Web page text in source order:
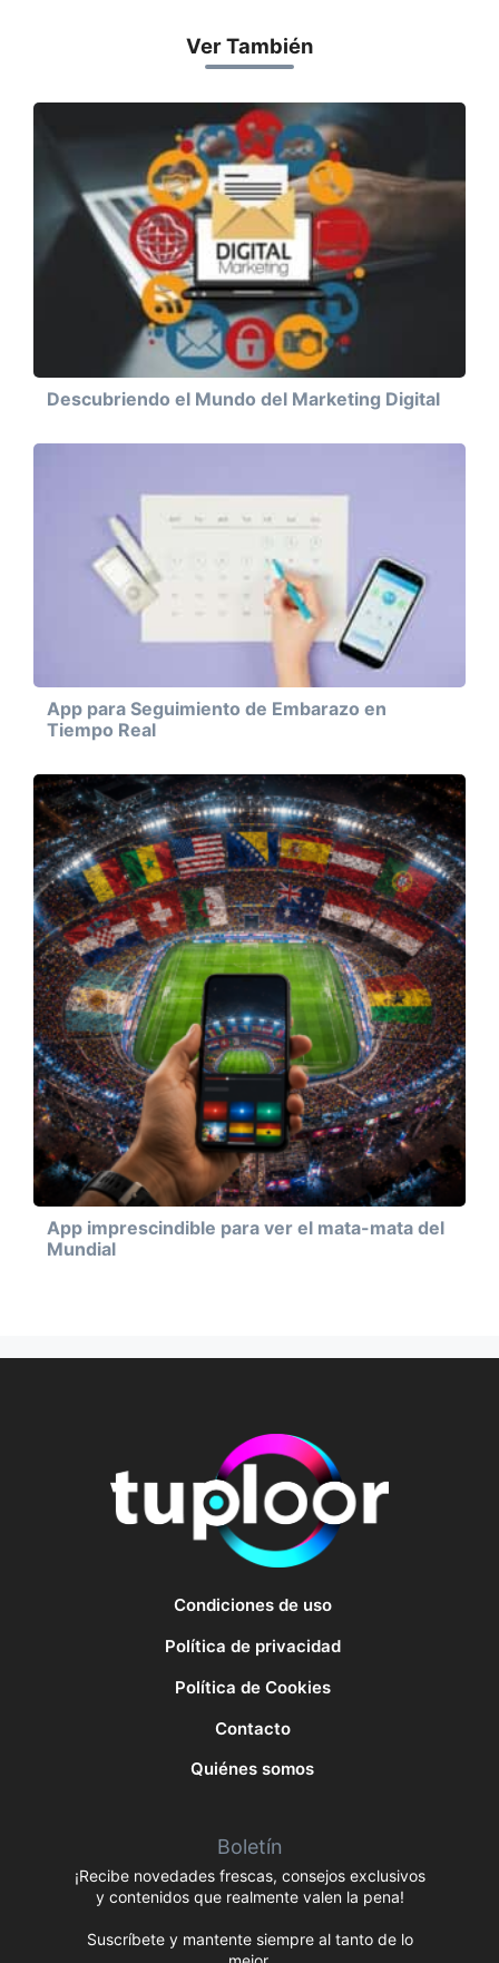
Ver También
Descubriendo el Mundo del Marketing Digital
App para Seguimiento de Embarazo en
Tiempo Real
App imprescindible para ver el mata-mata del
Mundial
Condiciones de uso
Política de privacidad
Política de Cookies
Contacto
Quiénes somos
Boletín
¡Recibe novedades frescas, consejos exclusivos
y contenidos que realmente valen la pena!
Suscríbete y mantente siempre al tanto de lo